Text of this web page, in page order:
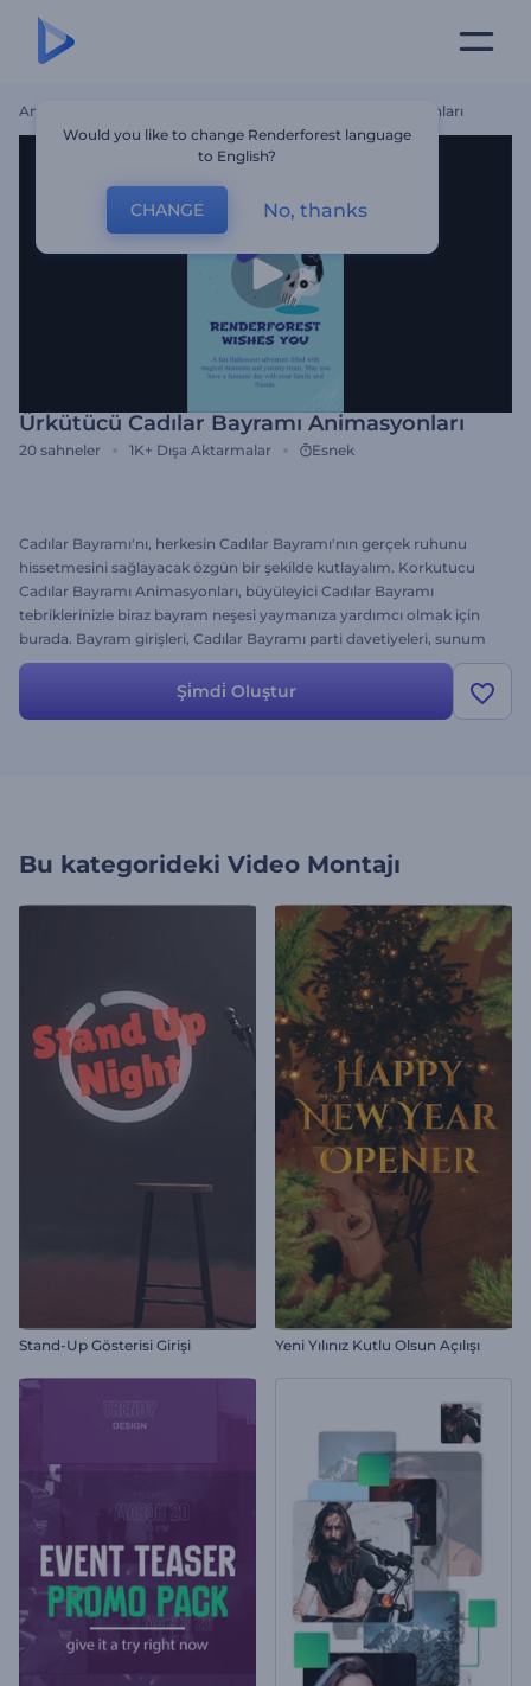
Ana Sayfa Ürkütücü Cadılar Bayramı Animasyonları
Ürkütücü Cadılar Bayramı Animasyonları
20 sahneler 1K+ Dışa Aktarmalar Esnek
Cadılar Bayramı'nı, herkesin Cadılar Bayramı'nın gerçek ruhunu
hissetmesini sağlayacak özgün bir şekilde kutlayalım. Korkutucu
Cadılar Bayramı Animasyonları, büyüleyici Cadılar Bayramı
tebriklerinizle biraz bayram neşesi yaymanıza yardımcı olmak için
burada. Bayram girişleri, Cadılar Bayramı parti davetiyeleri, sunum
açılışları ve daha birçok yaratıcı proje için kullanın. Logonuzu
yükleyin, metinlerinizi yazın ve birkaç tıklamayla profesyonel bir
karşılama
Şi̇mdi̇ Oluştur
Bu kategorideki Video Montajı
Stand-Up Gösterisi Girişi Yeni Yılınız Kutlu Olsun Açılışı
Would you like to change Renderforest language
to English?
CHANGE No, thanks